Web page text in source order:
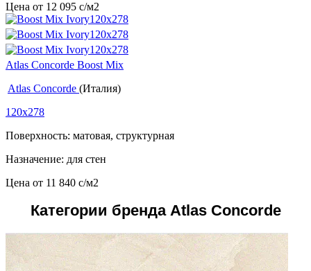
Цена от 12 095 c/м2
Atlas Concorde Boost Mix
Atlas Concorde (Италия)
120x278
Поверхность: матовая, структурная
Назначение: для стен
Цена от 11 840 c/м2
Категории бренда Atlas Concorde